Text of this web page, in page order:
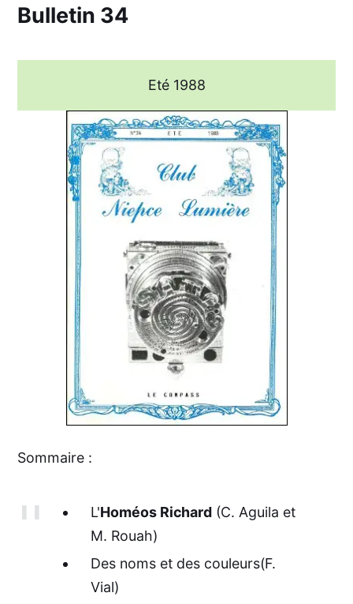
Bulletin 34
Eté 1988
Sommaire :
L'Homéos Richard (C. Aguila et
M. Rouah)
Des noms et des couleurs(F.
Vial)